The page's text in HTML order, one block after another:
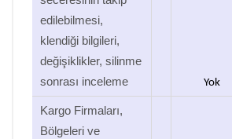
edilebilmesi,
klendiği bilgileri,
değişiklikler, silinme
sonrası inceleme
Yok
Kargo Firmaları,
Bölgeleri ve